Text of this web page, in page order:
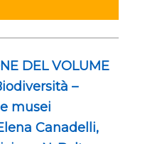
DEL VOLUME
–
musei
Canadelli,